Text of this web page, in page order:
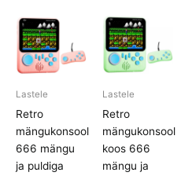
Lastele
Retro
mängukonsool
666 mängu
ja puldiga
Lastele
Retro
mängukonsool
koos 666
mängu ja